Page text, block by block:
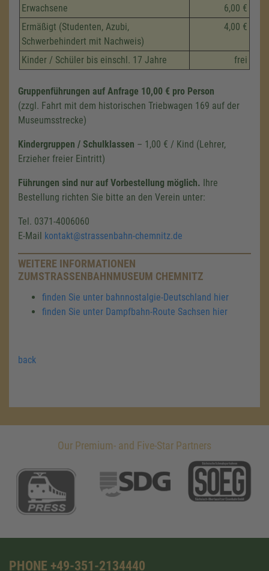
Erwachsene
6,00 €
Ermäßigt (Studenten, Azubi,
Schwerbehindert mit Nachweis)
4,00 €
Kinder / Schüler bis einschl. 17 Jahre frei
Gruppenführungen auf Anfrage 10,00 € pro Person
(zzgl. Fahrt mit dem historischen Triebwagen 169 auf der
Museumsstrecke)
Kindergruppen / Schulklassen – 1,00 € / Kind (Lehrer,
Erzieher freier Eintritt)
Führungen sind nur auf Vorbestellung möglich. Ihre
Bestellung richten Sie bitte an den Verein unter:
Tel. 0371-4006060
E-Mail kontakt@strassenbahn-chemnitz.de
WEITERE INFORMATIONEN
ZUMSTRASSENBAHNMUSEUM CHEMNITZ
finden Sie unter bahnnostalgie-Deutschland hier
finden Sie unter Dampfbahn-Route Sachsen hier
back
Our Premium- and Five-Star Partners
PHONE +49-351-2134440